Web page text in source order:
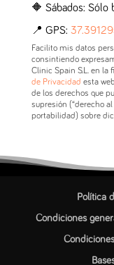
🔶 Sábados: Sólo
📍 GPS:
Facilito mis datos
consintiendo
Clinic Spain S.L. en
de Privacidad esta
de los derechos que
supresión (“derecho
portabilidad) sobre
Política
Condiciones